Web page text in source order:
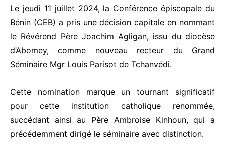
Le jeudi 11 juillet 2024, la Conférence épiscopale du
Bénin (CEB) a pris une décision capitale en nommant
le Révérend Père Joachim Agligan, issu du diocèse
d’Abomey, comme nouveau recteur du Grand
Séminaire Mgr Louis Parisot de Tchanvédi.
Cette nomination marque un tournant significatif
pour cette institution catholique renommée,
succédant ainsi au Père Ambroise Kinhoun, qui a
précédemment dirigé le séminaire avec distinction.